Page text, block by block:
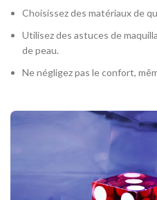
Choisissez des matériaux de
Utilisez des astuces de
de peau.
Ne négligez pas le confort,